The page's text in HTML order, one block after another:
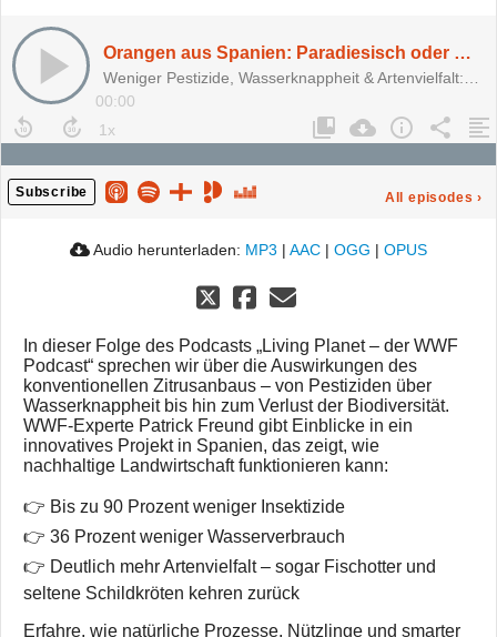
Orangen aus Spanien: Paradiesisch oder Umweltproblem?
00:00
Subscribe All episodes ›
Audio herunterladen: MP3 | AAC | OGG | OPUS
In dieser Folge des Podcasts „Living Planet – der WWF
Podcast“ sprechen wir über die Auswirkungen des
konventionellen Zitrusanbaus – von Pestiziden über
Wasserknappheit bis hin zum Verlust der Biodiversität.
WWF-Experte Patrick Freund gibt Einblicke in ein
innovatives Projekt in Spanien, das zeigt, wie
nachhaltige Landwirtschaft funktionieren kann:
👉 Bis zu 90 Prozent weniger Insektizide
👉 36 Prozent weniger Wasserverbrauch
👉 Deutlich mehr Artenvielfalt – sogar Fischotter und
seltene Schildkröten kehren zurück
Erfahre, wie natürliche Prozesse, Nützlinge und smarter